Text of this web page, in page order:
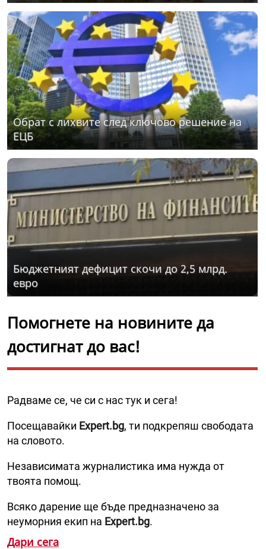
Обрат с лихвите след ключово решение на
ЕЦБ
Бюджетният дефицит скочи до 2,5 млрд.
евро
Помогнете на новините да
достигнат до вас!
Радваме се, че си с нас тук и сега!
Посещавайки Expert.bg, ти подкрепяш свободата
на словото.
Независимата журналистика има нужда от
твоята помощ.
Всяко дарение ще бъде предназначено за
неуморния екип на Expert.bg.
Дари сега